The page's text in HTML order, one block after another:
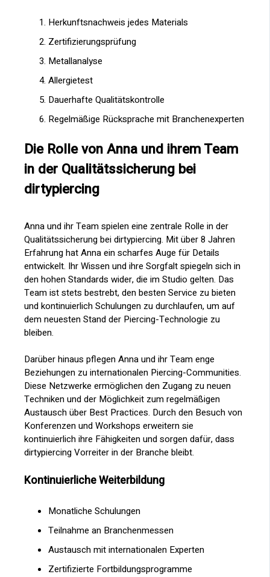
Herkunftsnachweis jedes Materials
Zertifizierungsprüfung
Metallanalyse
Allergietest
Dauerhafte Qualitätskontrolle
Regelmäßige Rücksprache mit Branchenexperten
Die Rolle von Anna und ihrem Team
in der Qualitätssicherung bei
dirtypiercing
Anna und ihr Team spielen eine zentrale Rolle in der
Qualitätssicherung bei dirtypiercing. Mit über 8 Jahren
Erfahrung hat Anna ein scharfes Auge für Details
entwickelt. Ihr Wissen und ihre Sorgfalt spiegeln sich in
den hohen Standards wider, die im Studio gelten. Das
Team ist stets bestrebt, den besten Service zu bieten
und kontinuierlich Schulungen zu durchlaufen, um auf
dem neuesten Stand der Piercing-Technologie zu
bleiben.
Darüber hinaus pflegen Anna und ihr Team enge
Beziehungen zu internationalen Piercing-Communities.
Diese Netzwerke ermöglichen den Zugang zu neuen
Techniken und der Möglichkeit zum regelmäßigen
Austausch über Best Practices. Durch den Besuch von
Konferenzen und Workshops erweitern sie
kontinuierlich ihre Fähigkeiten und sorgen dafür, dass
dirtypiercing Vorreiter in der Branche bleibt.
Kontinuierliche Weiterbildung
Monatliche Schulungen
Teilnahme an Branchenmessen
Austausch mit internationalen Experten
Zertifizierte Fortbildungsprogramme